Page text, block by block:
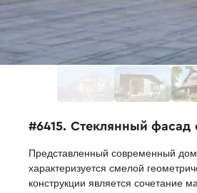
#6415. Стеклянный
Представленный современный дом
характеризуется смелой
конструкции является сочетание